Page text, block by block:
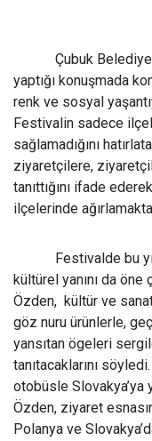
Çubuk
yaptığı konuşmada
renk ve sosyal
Festivalin sadece
sağlamadığını
ziyaretçilere,
tanıttığını ifade
ilçelerinde
Festivalde bu
kültürel yanını da öne
Özden, kültür ve
göz nuru ürünlerle,
yansıtan ögeleri
tanıtacaklarını
otobüsle Slovakya’ya
Özden, ziyaret
Polanya ve